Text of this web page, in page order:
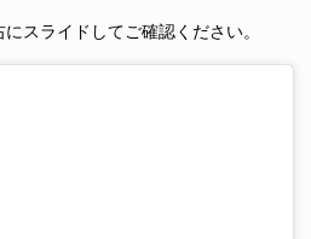
スライドしてご確認ください。